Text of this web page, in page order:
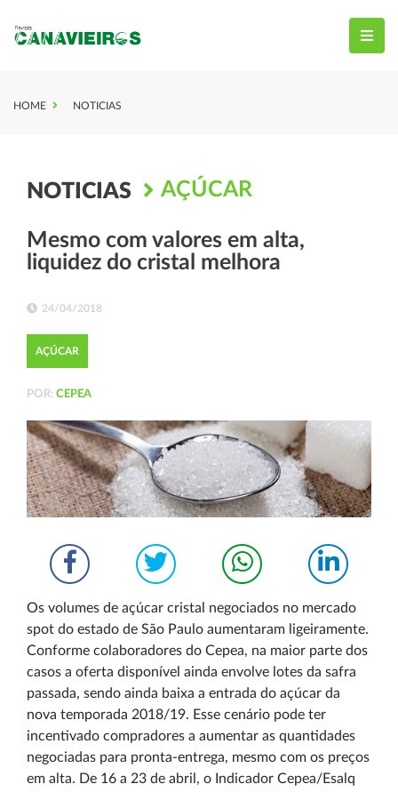
HOME NOTICIAS
NOTICIAS AÇÚCAR
Mesmo com valores em alta,
liquidez do cristal melhora
24/04/2018
AÇÚCAR
POR: CEPEA
Os volumes de açúcar cristal negociados no mercado
spot do estado de São Paulo aumentaram ligeiramente.
Conforme colaboradores do Cepea, na maior parte dos
casos a oferta disponível ainda envolve lotes da safra
passada, sendo ainda baixa a entrada do açúcar da
nova temporada 2018/19. Esse cenário pode ter
incentivado compradores a aumentar as quantidades
negociadas para pronta-entrega, mesmo com os preços
em alta. De 16 a 23 de abril, o Indicador Cepea/Esalq